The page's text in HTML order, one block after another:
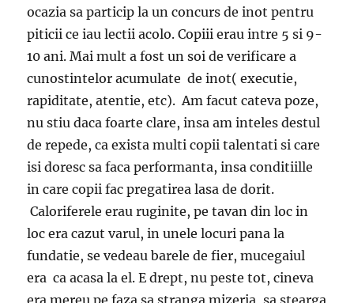
ocazia sa particip la un concurs de inot pentru
piticii ce iau lectii acolo. Copiii erau intre 5 si 9-
10 ani. Mai mult a fost un soi de verificare a
cunostintelor acumulate de inot( executie,
rapiditate, atentie, etc). Am facut cateva poze,
nu stiu daca foarte clare, insa am inteles destul
de repede, ca exista multi copii talentati si care
isi doresc sa faca performanta, insa conditiille
in care copii fac pregatirea lasa de dorit.
Caloriferele erau ruginite, pe tavan din loc in
loc era cazut varul, in unele locuri pana la
fundatie, se vedeau barele de fier, mucegaiul
era ca acasa la el. E drept, nu peste tot, cineva
era mereu pe faza sa stranga mizeria, sa stearga